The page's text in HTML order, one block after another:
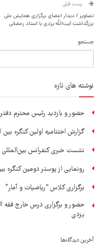
پست قبلی
تصاویر / دیدار اعضای برگزاری همایش ملی
بزرگداشت آیت‌الله یزدی با استاد رمضانی
جستجو
نوشته های تازه
حضور و بازدید رئیس محترم
گزارش اختتامیه اولین کنگره
نشست خبری کنفرانس
رونمایی از پوستر دومین
برگزاری کلاس “ریاضیات و آمار”
حضور و برگزاری درس خارج فقه
یزدی
آخرین دیدگاه‌ها